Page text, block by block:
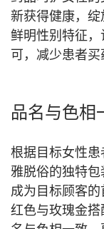
新获得健康，
鲜明性别特征
可，减少患者买
品名与色相
根据目标女性
雅脱俗的独特
成为目标顾客
红色与玫瑰金搭